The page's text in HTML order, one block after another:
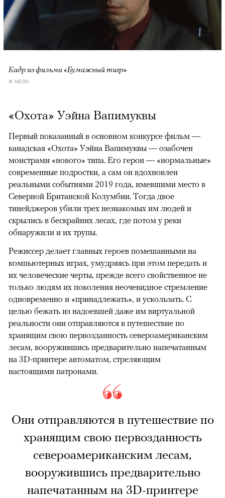
Кадр из фильма «Бумажный тигр»
© NEON
«Охота» Уэйна Вапимуквы
Первый показанный в основном конкурсе фильм —
канадская «Охота» Уэйна Вапимуквы — озабочен
монстрами «нового» типа. Его герои — «нормальные»
современные подростки, а сам он вдохновлен
реальными событиями 2019 года, имевшими место в
Северной Британской Колумбии. Тогда двое
тинейджеров убили трех незнакомых им людей и
скрылись в бескрайних лесах, где потом у реки
обнаружили и их трупы.
Режиссер делает главных героев помешанными на
компьютерных играх, умудряясь при этом передать и
их человеческие черты, прежде всего свойственное не
только людям их поколения неочевидное стремление
одновременно и «принадлежать», и ускользать. С
целью бежать из надоевшей даже им виртуальной
реальности они отправляются в путешествие по
хранящим свою первозданность североамериканским
лесам, вооружившись предварительно напечатанным
на 3D-принтере автоматом, стреляющим
настоящими патронами.
Они отправляются в путешествие по
хранящим свою первозданность
североамериканским лесам,
вооружившись предварительно
напечатанным на 3D-принтере